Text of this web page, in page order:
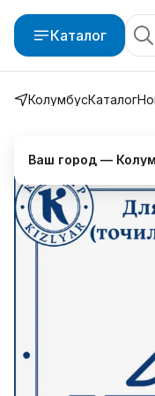
Каталог
КолумбусКаталог
Каталог